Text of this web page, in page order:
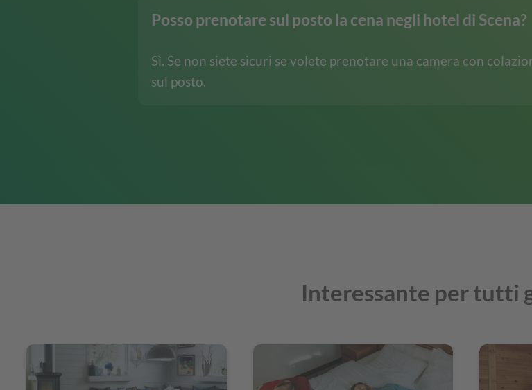
Posso prenotare sul posto la cena negli hotel di Scena?
Sì. Se non siete sicuri se volete prenotare una camera con
sul posto.
Interessante per tutti